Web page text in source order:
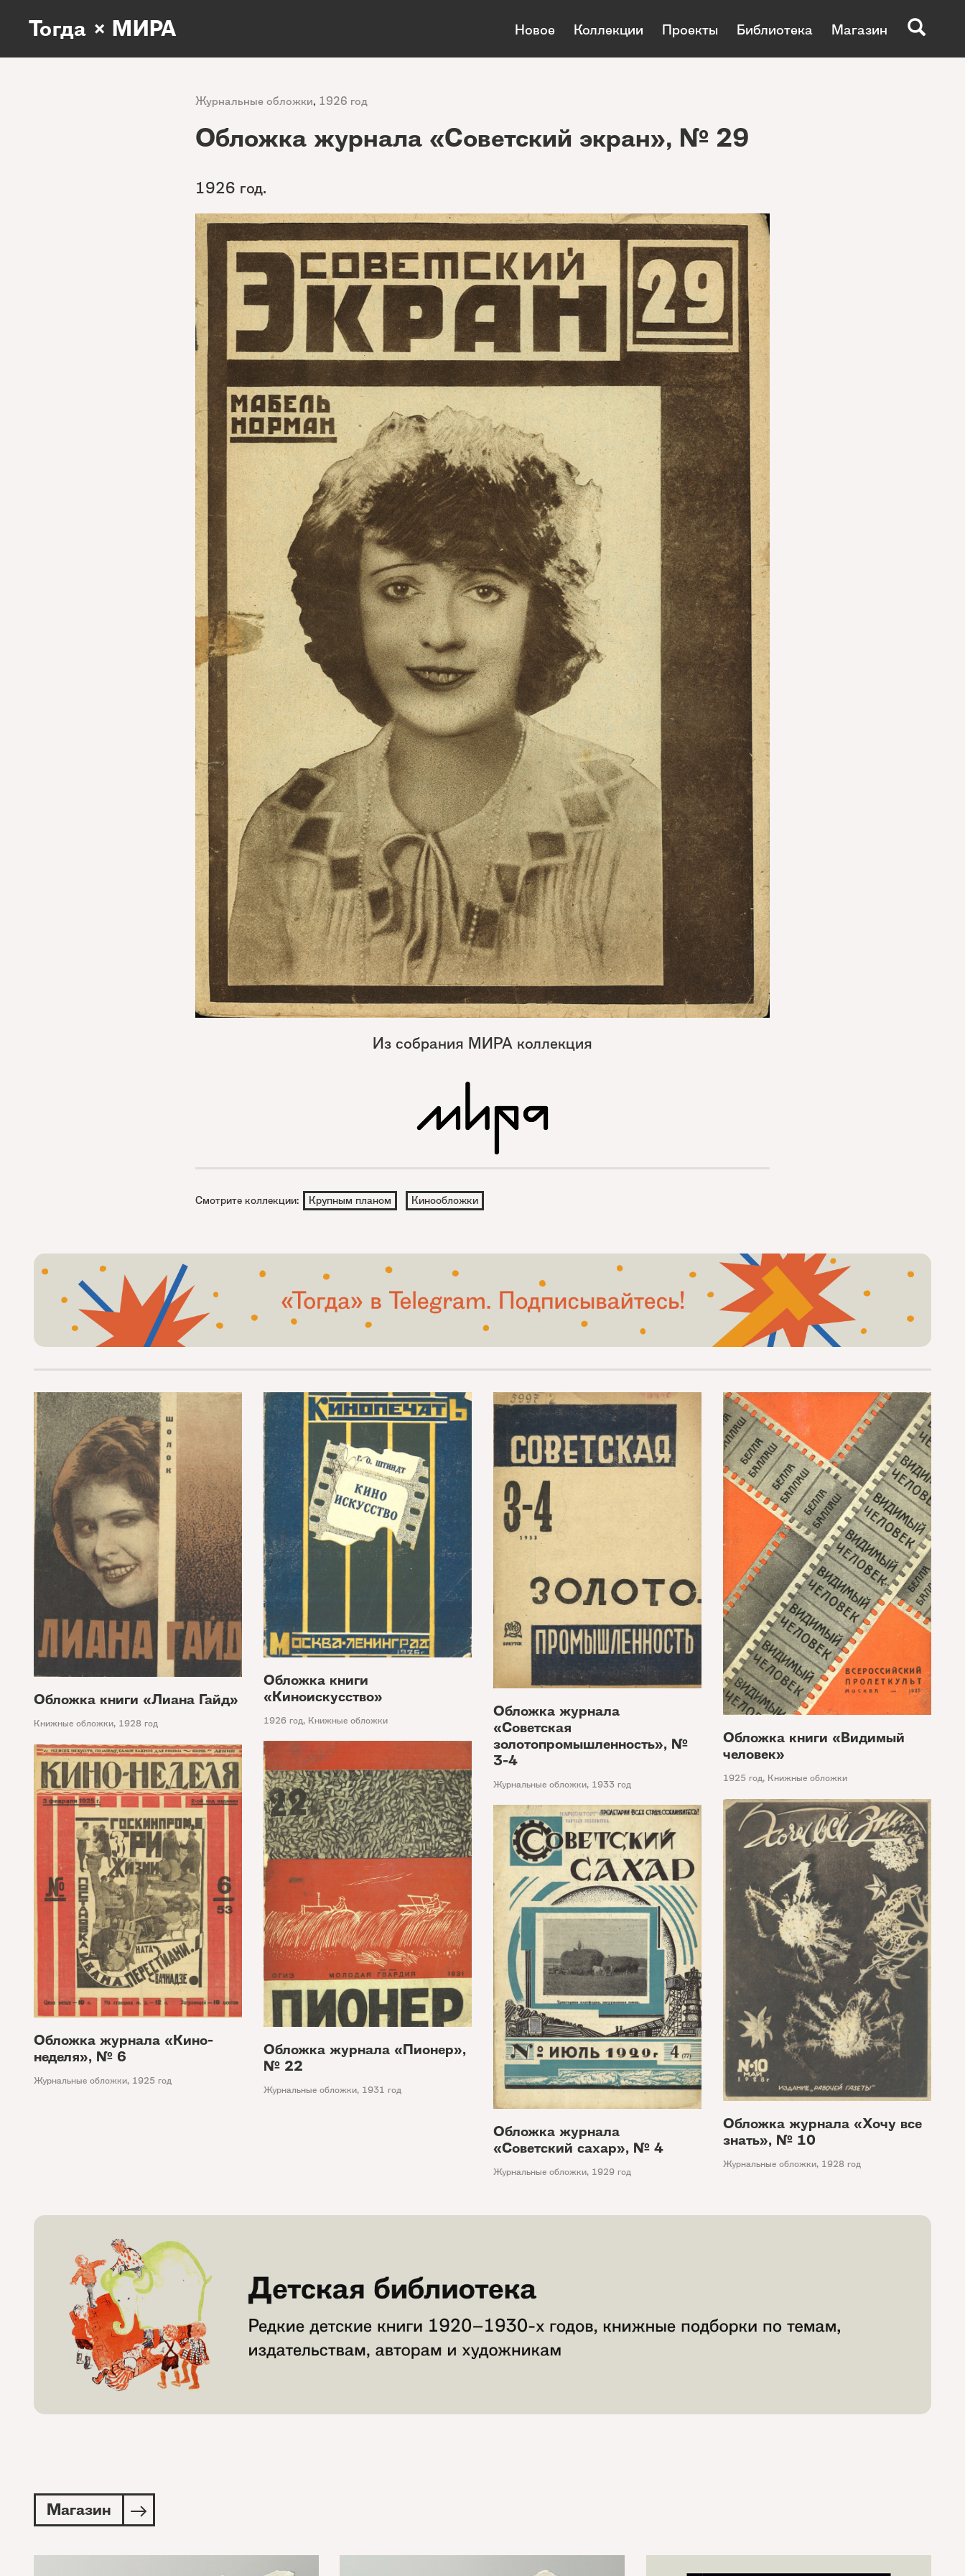
Тогда × МИРА Новое Коллекции Проекты Библиотека Магазин
Журнальные обложки, 1926 год
Обложка журнала «Советский экран», № 29
1926 год.
Из собрания МИРА коллекция
Смотрите коллекции: Крупным планом Кинообложки
Обложка книги «Лиана Гайд»
Книжные обложки, 1928 год
Обложка книги
«Киноискусство»
1926 год, Книжные обложки
Обложка журнала
«Советская
золотопромышленность», №
3-4
Журнальные обложки, 1933 год
Обложка книги «Видимый
человек»
1925 год, Книжные обложки
Обложка журнала «Пионер»,
№ 22
Журнальные обложки, 1931 год
Обложка журнала «Кино-
неделя», № 6
Журнальные обложки, 1925 год
Обложка журнала «Хочу все
знать», № 10
Журнальные обложки, 1928 год
Обложка журнала
«Советский сахар», № 4
Журнальные обложки, 1929 год
Магазин